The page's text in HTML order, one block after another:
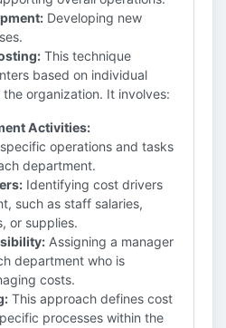
Developing new
This technique
based on individual
organization. It involves:
Activities:
operations and tasks
department.
Identifying cost drivers
such as staff salaries,
or supplies.
Assigning a manager
department who is
costs.
This approach defines cost
processes within the